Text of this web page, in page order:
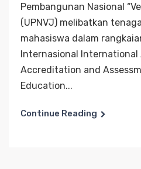
Pembangunan Nasional
(UPNVJ) melibatkan
mahasiswa dalam
Internasional
Accreditation and
Education...
Continue Reading